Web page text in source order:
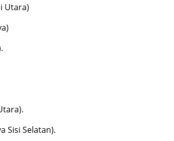
Utara)
Sisi Selatan).